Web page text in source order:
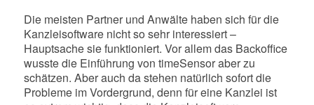
Die meisten Partner und Anwälte haben sich für die
Kanzleisoftware nicht so sehr interessiert –
Hauptsache sie funktioniert. Vor allem das Backoffice
wusste die Einführung von timeSensor aber zu
schätzen. Aber auch da stehen natürlich sofort die
Probleme im Vordergrund, denn für eine Kanzlei ist